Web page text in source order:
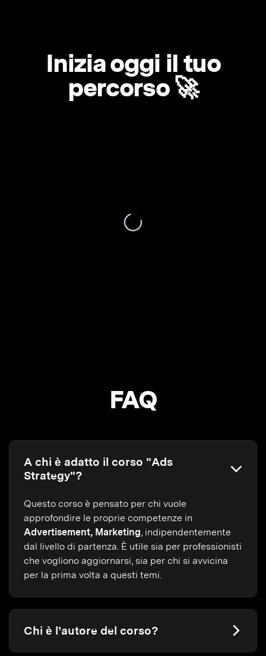
Inizia oggi il tuo
percorso 🚀
FAQ
A chi è adatto il corso "Ads
Strategy"?
Questo corso è pensato per chi vuole
approfondire le proprie competenze in
Advertisement, Marketing , indipendentemente
dal livello di partenza. È utile sia per professionisti
che vogliono aggiornarsi, sia per chi si avvicina
per la prima volta a questi temi.
Chi è l’autore del corso?